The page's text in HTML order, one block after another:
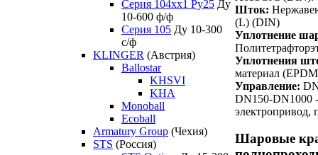
Серия 104xx1 Ру25 Ду
10-600 ф/ф
Серия 105 Ду 10-300
с/ф
KLINGER (Австрия)
Ballostar
KHSVI
KHA
Monoball
Ecoball
Armatury Group (Чехия)
STS (Россия)
Шток:
(L) (DIN)
Уплотнение
Уплотнения
материал
Управление:
DN150-DN1000
электропривод,
Шаровые